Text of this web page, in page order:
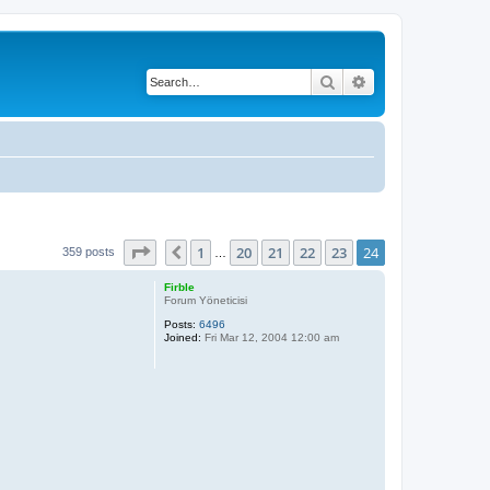
Search
359 posts Page 24 24
Previous
1 20 21 22 23 24
Firble
Forum Yöneticisi
Posts: 6496
Joined: Fri Mar 12, 2004 12:00 am